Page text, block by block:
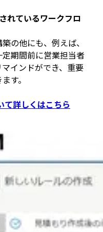
れているワークフロ
の他にも、例えば、
期間前に営業担当者
インドができ、重要
す。
て詳しくはこちら